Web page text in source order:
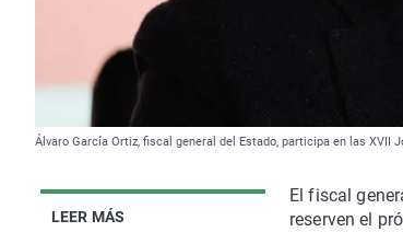
Álvaro García Ortiz, fiscal general del Estado, participa en las XVII
LEER MÁS
El fiscal
reserven el